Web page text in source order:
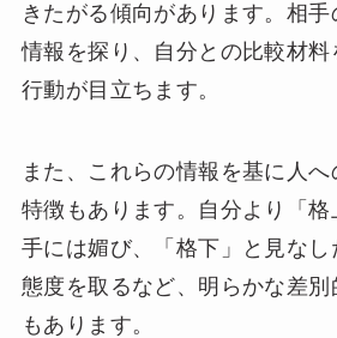
きたがる傾向があります。相
情報を探り、自分との比較材料
行動が目立ちます。
また、これらの情報を基に人
特徴もあります。自分より「
手には媚び、「格下」と見な
態度を取るなど、明らかな差別
もあります。